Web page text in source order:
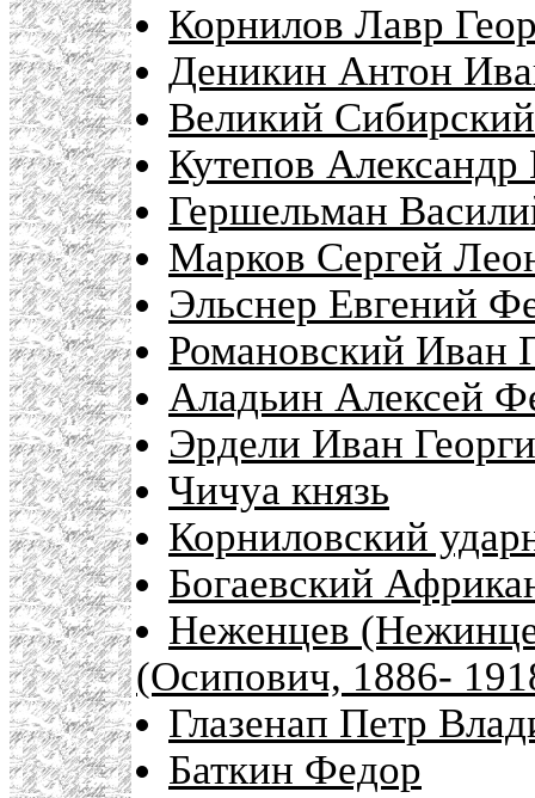
Корнилов Лавр
Деникин Антон
Великий
Кутепов
Гершельман
Марков Сергей
Эльснер Евгений
Романовский Иван
Аладьин Алексей
Эрдели Иван
Чичуа князь
Корниловский
Богаевский
Неженцев
(Осипович, 1886-
Глазенап Петр
Баткин Федор